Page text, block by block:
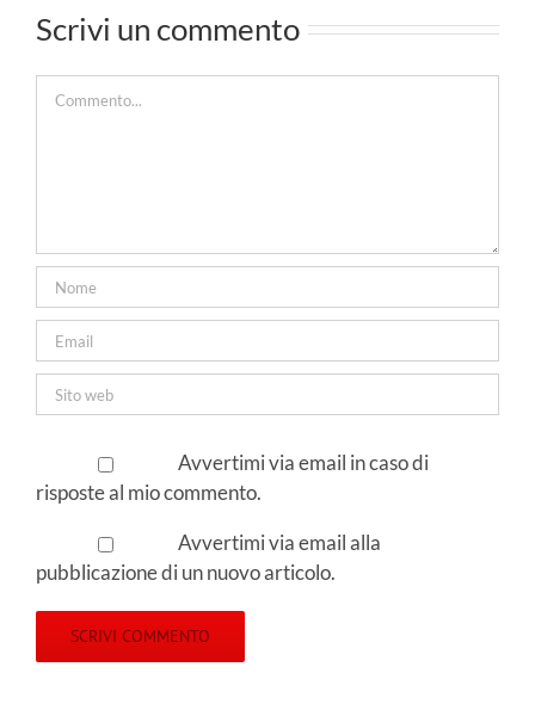
Scrivi un commento
Commento
Avvertimi via email in caso di
risposte al mio commento.
Avvertimi via email alla
pubblicazione di un nuovo articolo.